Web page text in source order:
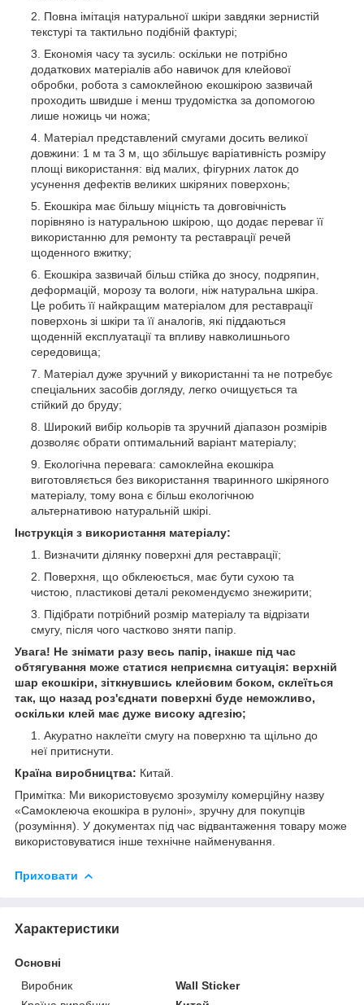
Повна імітація натуральної шкіри завдяки зернистій
текстурі та тактильно подібній фактурі;
Економія часу та зусиль: оскільки не потрібно
додаткових матеріалів або навичок для клейової
обробки, робота з самоклейною екошкірою зазвичай
проходить швидше і менш трудомістка за допомогою
лише ножиць чи ножа;
Матеріал представлений смугами досить великої
довжини: 1 м та 3 м, що збільшує варіативність розміру
площі використання: від малих, фігурних латок до
усунення дефектів великих шкіряних поверхонь;
Екошкіра має більшу міцність та довговічність
порівняно із натуральною шкірою, що додає переваг її
використанню для ремонту та реставрації речей
щоденного вжитку;
Екошкіра зазвичай більш стійка до зносу, подряпин,
деформацій, морозу та вологи, ніж натуральна шкіра.
Це робить її найкращим матеріалом для реставрації
поверхонь зі шкіри та її аналогів, які піддаються
щоденній експлуатації та впливу навколишнього
середовища;
Матеріал дуже зручний у використанні та не потребує
спеціальних засобів догляду, легко очищується та
стійкий до бруду;
Широкий вибір кольорів та зручний діапазон розмірів
дозволяє обрати оптимальний варіант матеріалу;
Екологічна перевага: самоклейна екошкіра
виготовляється без використання тваринного шкіряного
матеріалу, тому вона є більш екологічною
альтернативою натуральній шкірі.
Інструкція з використання матеріалу:
Визначити ділянку поверхні для реставрації;
Поверхня, що обклеюється, має бути сухою та
чистою, пластикові деталі рекомендуємо знежирити;
Підібрати потрібний розмір матеріалу та відрізати
смугу, після чого частково зняти папір.
Увага! Не знімати разу весь папір, інакше під час
обтягування може статися неприємна ситуація: верхній
шар екошкіри, зіткнувшись клейовим боком, склеїться
так, що назад роз'єднати поверхні буде неможливо,
оскільки клей має дуже високу адгезію;
Акуратно наклеїти смугу на поверхню та щільно до
неї притиснути.
Країна виробництва: Китай.
Примітка: Ми використовуємо зрозумілу комерційну назву
«Самоклеюча екошкіра в рулоні», зручну для покупців
(розуміння). У документах під час відвантаження товару може
використовуватися інше технічне найменування.
Приховати
Характеристики
Основні
Виробник
Wall Sticker